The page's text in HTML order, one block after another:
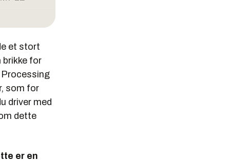
et stort
brikke for
Processing
som for
driver med
dette
er en